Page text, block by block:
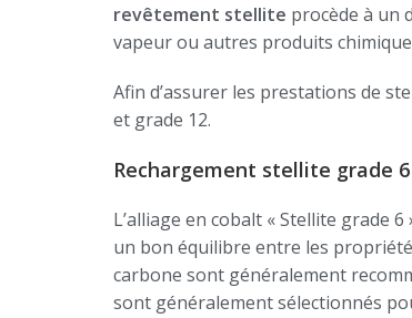
revêtement stellite procède à un
vapeur ou autres produits
Afin d’assurer les prestations de
et grade 12.
Rechargement stellite grade
L’alliage en cobalt « Stellite grade
un bon équilibre entre les
carbone sont généralement
sont généralement sélectionnés